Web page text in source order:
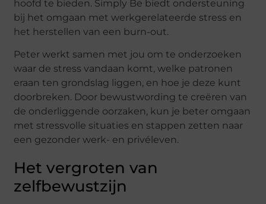
hoofd te bieden. Simply Be biedt ondersteuning
bij het omgaan met werkgerelateerde stress en
het herstellen van een burn-out.
Peter werkt samen met jou om te onderzoeken
waar de stress vandaan komt, welke patronen
eraan ten grondslag liggen, en hoe je deze kunt
doorbreken. Door bewustwording te creëren van
de onderliggende oorzaken, kun je beter omgaan
met stressvolle situaties en stappen zetten naar
een gezonder werk- en privéleven.
Het vergroten van
zelfbewustzijn